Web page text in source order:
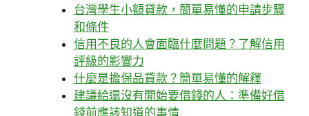
台灣學生小額貸款，簡單易懂的申請步驟
和條件
信用不良的人會面臨什麼問題？了解信用
評級的影響力
什麼是擔保品貸款？簡單易懂的解釋
建議給還沒有開始要借錢的人：準備好借
錢前應該知道的事情